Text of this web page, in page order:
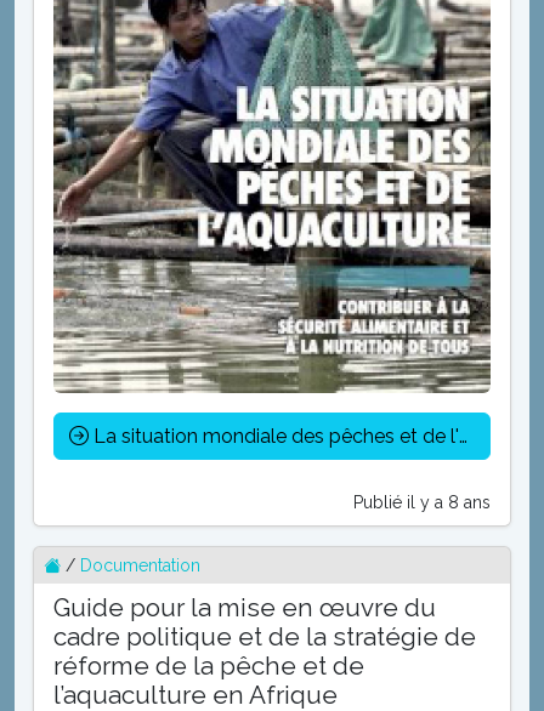
La situation mondiale des pêches et de l'aquaculture - FAO 2016
Publié il y a 8 ans
/ Documentation
Guide pour la mise en œuvre du
cadre politique et de la stratégie de
réforme de la pêche et de
l’aquaculture en Afrique